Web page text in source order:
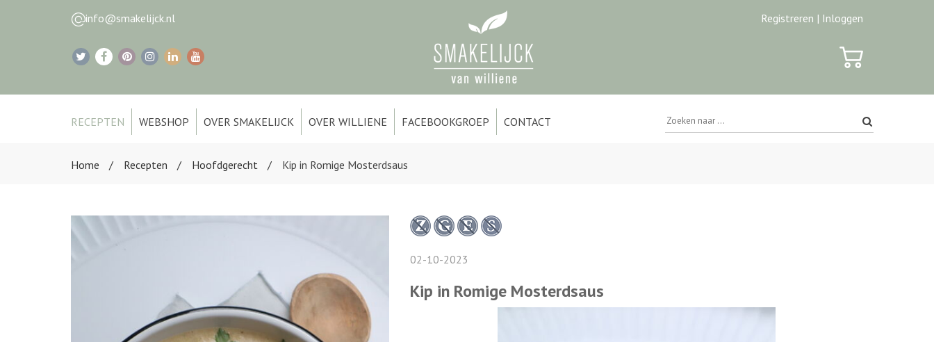
info@smakelijck.nl Registreren | Inloggen
RECEPTEN WEBSHOP OVER SMAKELIJCK OVER WILLIENE FACEBOOKGROEP CONTACT
Home Recepten Hoofdgerecht Kip in Romige Mosterdsaus
02-10-2023
Kip in Romige Mosterdsaus